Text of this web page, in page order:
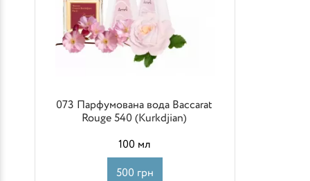
073 Парфумована вода Baccarat
Rouge 540 (Kurkdjian)
100 мл
500 грн